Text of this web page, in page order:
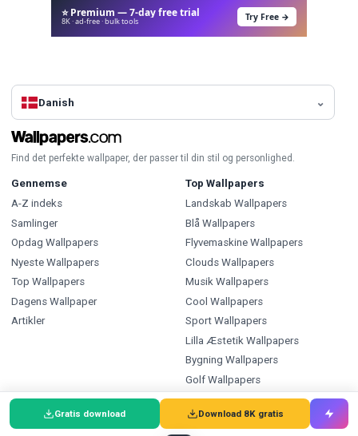
Gratis download Download 8K gratis
⭐ Premium — 7-day free trial
8K · ad-free · bulk tools Try Free →
Danish
Find det perfekte wallpaper, der passer til din stil og personlighed.
Gennemse
A-Z indeks
Samlinger
Opdag Wallpapers
Nyeste Wallpapers
Top Wallpapers
Dagens Wallpaper
Artikler
Top Wallpapers
Landskab Wallpapers
Blå Wallpapers
Flyvemaskine Wallpapers
Clouds Wallpapers
Musik Wallpapers
Cool Wallpapers
Sport Wallpapers
Lilla Æstetik Wallpapers
Bygning Wallpapers
Golf Wallpapers
Wallpapers
Indeks
Wallpapers A-Z